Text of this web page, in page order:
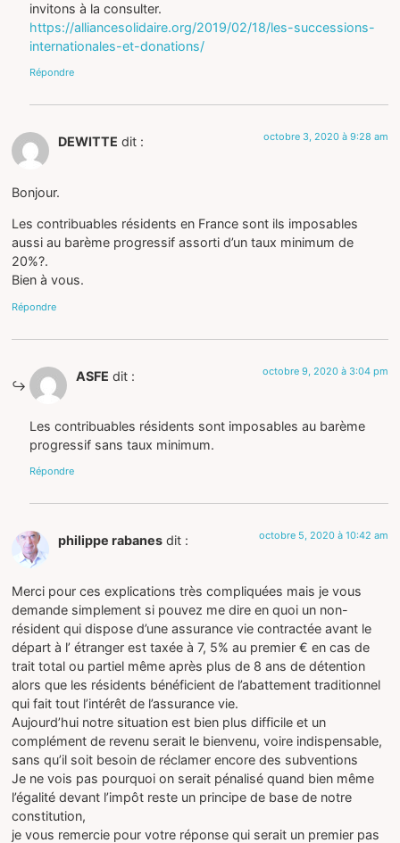
invitons à la consulter.
https://alliancesolidaire.org/2019/02/18/les-successions-
internationales-et-donations/
Répondre
DEWITTE dit : octobre 3, 2020 à 9:28 am
Bonjour.
Les contribuables résidents en France sont ils imposables
aussi au barème progressif assorti d’un taux minimum de
20%?.
Bien à vous.
Répondre
ASFE dit : octobre 9, 2020 à 3:04 pm
Les contribuables résidents sont imposables au barème
progressif sans taux minimum.
Répondre
philippe rabanes dit : octobre 5, 2020 à 10:42 am
Merci pour ces explications très compliquées mais je vous
demande simplement si pouvez me dire en quoi un non-
résident qui dispose d’une assurance vie contractée avant le
départ à l’ étranger est taxée à 7, 5% au premier € en cas de
trait total ou partiel même après plus de 8 ans de détention
alors que les résidents bénéficient de l’abattement traditionnel
qui fait tout l’intérêt de l’assurance vie.
Aujourd’hui notre situation est bien plus difficile et un
complément de revenu serait le bienvenu, voire indispensable,
sans qu’il soit besoin de réclamer encore des subventions
Je ne vois pas pourquoi on serait pénalisé quand bien même
l’égalité devant l’impôt reste un principe de base de notre
constitution,
je vous remercie pour votre réponse qui serait un premier pas